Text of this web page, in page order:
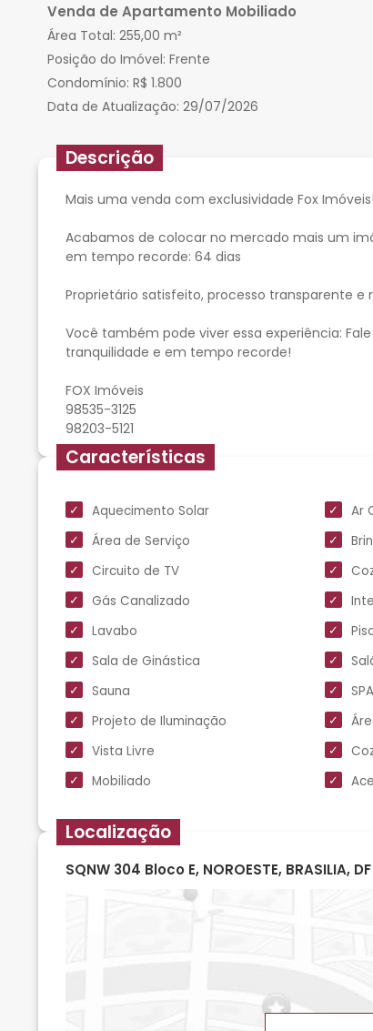
Venda de Apartamento Mobiliado
Área Total: 255,00 m²
Posição do Imóvel: Frente
Condomínio: R$ 1.800
Data de Atualização: 29/07/2026
Descrição
Mais uma venda com exclusividade Fox Imóveis!
Acabamos de colocar no mercado mais um
em tempo recorde: 64 dias
Proprietário satisfeito, processo transparente e
Você também pode viver essa experiência:
tranquilidade e em tempo recorde!
FOX Imóveis
98535-3125
Características
Aquecimento Solar Ar
Área de Serviço
Circuito de TV
Gás Canalizado
Lavabo
Sala de Ginástica
Sauna
SPA
Projeto de Iluminação
Vista Livre
Mobiliado
Localização
SQNW 304 Bloco E, NOROESTE, BRASILIA, DF